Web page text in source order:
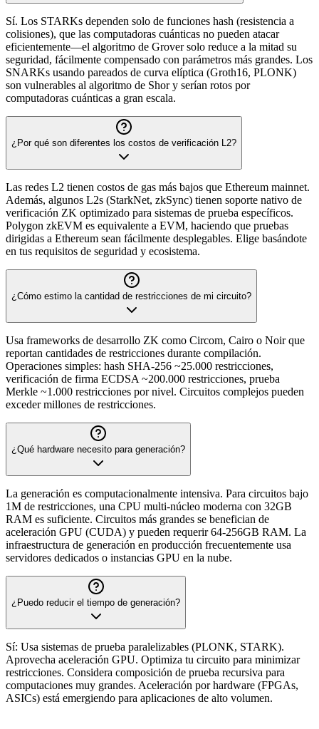
Sí. Los STARKs dependen solo de funciones hash (resistencia a
colisiones), que las computadoras cuánticas no pueden atacar
eficientemente—el algoritmo de Grover solo reduce a la mitad su
seguridad, fácilmente compensado con parámetros más grandes. Los
SNARKs usando pareados de curva elíptica (Groth16, PLONK)
son vulnerables al algoritmo de Shor y serían rotos por
computadoras cuánticas a gran escala.
¿Por qué son diferentes los costos de verificación L2?
Las redes L2 tienen costos de gas más bajos que Ethereum mainnet.
Además, algunos L2s (StarkNet, zkSync) tienen soporte nativo de
verificación ZK optimizado para sistemas de prueba específicos.
Polygon zkEVM es equivalente a EVM, haciendo que pruebas
dirigidas a Ethereum sean fácilmente desplegables. Elige basándote
en tus requisitos de seguridad y ecosistema.
¿Cómo estimo la cantidad de restricciones de mi circuito?
Usa frameworks de desarrollo ZK como Circom, Cairo o Noir que
reportan cantidades de restricciones durante compilación.
Operaciones simples: hash SHA-256 ~25.000 restricciones,
verificación de firma ECDSA ~200.000 restricciones, prueba
Merkle ~1.000 restricciones por nivel. Circuitos complejos pueden
exceder millones de restricciones.
¿Qué hardware necesito para generación?
La generación es computacionalmente intensiva. Para circuitos bajo
1M de restricciones, una CPU multi-núcleo moderna con 32GB
RAM es suficiente. Circuitos más grandes se benefician de
aceleración GPU (CUDA) y pueden requerir 64-256GB RAM. La
infraestructura de generación en producción frecuentemente usa
servidores dedicados o instancias GPU en la nube.
¿Puedo reducir el tiempo de generación?
Sí: Usa sistemas de prueba paralelizables (PLONK, STARK).
Aprovecha aceleración GPU. Optimiza tu circuito para minimizar
restricciones. Considera composición de prueba recursiva para
computaciones muy grandes. Aceleración por hardware (FPGAs,
ASICs) está emergiendo para aplicaciones de alto volumen.